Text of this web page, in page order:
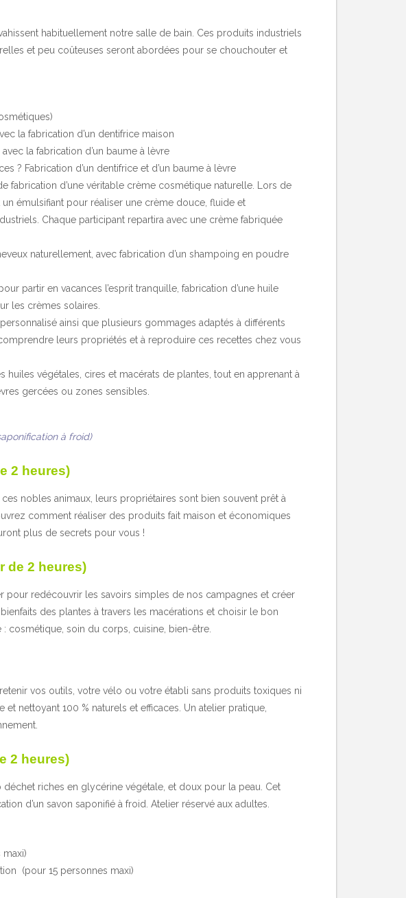
habituellement notre salle de bain. Ces produits industriels
et peu coûteuses seront abordées pour se chouchouter et
la fabrication d’un dentifrice maison
la fabrication d’un baume à lèvre
? Fabrication d’un dentifrice et d’un baume à lèvre
fabrication d’une véritable crème cosmétique naturelle. Lors de
émulsifiant pour réaliser une crème douce, fluide et
Chaque participant repartira avec une crème fabriquée
naturellement, avec fabrication d’un shampoing en poudre
partir en vacances l’esprit tranquille, fabrication d’une huile
les crèmes solaires.
ainsi que plusieurs gommages adaptés à différents
leurs propriétés et à reproduire ces recettes chez vous
végétales, cires et macérats de plantes, tout en apprenant à
gercées ou zones sensibles.
à froid)
2 heures)
nobles animaux, leurs propriétaires sont bien souvent prêt à
comment réaliser des produits fait maison et économiques
plus de secrets pour vous !
de 2 heures)
pour redécouvrir les savoirs simples de nos campagnes et créer
des plantes à travers les macérations et choisir le bon
cosmétique, soin du corps, cuisine, bien-être.
vos outils, votre vélo ou votre établi sans produits toxiques ni
nettoyant 100 % naturels et efficaces. Un atelier pratique,
2 heures)
riches en glycérine végétale, et doux pour la peau. Cet
d’un savon saponifié à froid. Atelier réservé aux adultes.
(pour 15 personnes maxi)